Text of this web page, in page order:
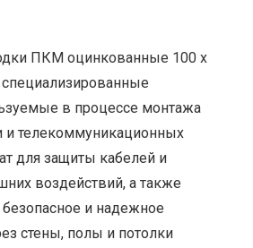
ПКМ оцинкованные 100 x
в процессе монтажа
и телекоммуникационных
для защиты кабелей и
воздействий, а также
и надежное
стены, полы и потолки